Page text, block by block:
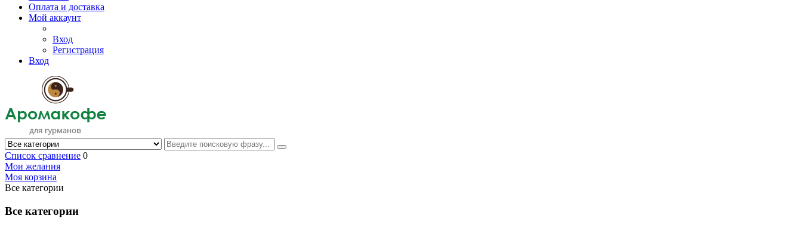
Оплата и доставка
Мой аккаунт
Вход
Регистрация
Вход
Список сравнение 0
Мои желания
Моя корзина
Все категории
Все категории